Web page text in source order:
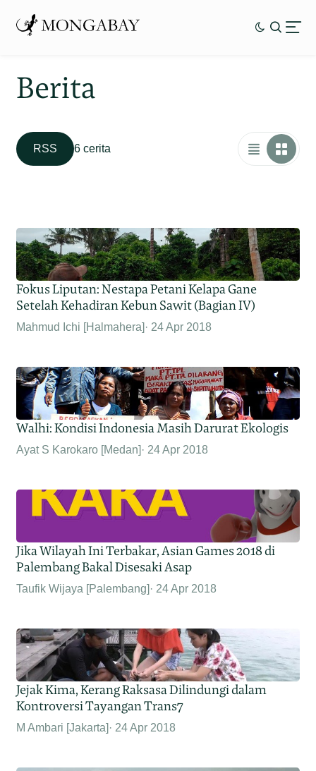
Berita
RSS 6 cerita
Fokus Liputan: Nestapa Petani Kelapa Gane
Setelah Kehadiran Kebun Sawit (Bagian IV)
Mahmud Ichi [Halmahera] 24 Apr 2018
Walhi: Kondisi Indonesia Masih Darurat Ekologis
Ayat S Karokaro [Medan] 24 Apr 2018
Jika Wilayah Ini Terbakar, Asian Games 2018 di
Palembang Bakal Disesaki Asap
Taufik Wijaya [Palembang] 24 Apr 2018
Jejak Kima, Kerang Raksasa Dilindungi dalam
Kontroversi Tayangan Trans7
M Ambari [Jakarta] 24 Apr 2018